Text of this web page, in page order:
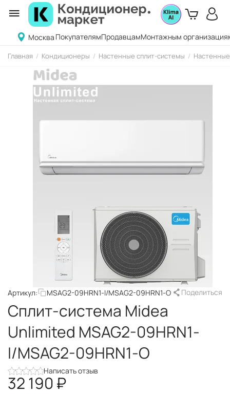
Москва ПокупателямПродавцамМонтажным
Главная / Кондиционеры / Настенные сплит-системы /
Артикул: MSAG2-09HRN1-I/MSAG2-09HRN1-O Поделиться
Сплит-система Midea
Unlimited MSAG2-09HRN1-
I/MSAG2-09HRN1-O
Написать отзыв
32 190₽